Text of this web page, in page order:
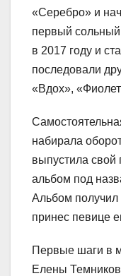
«Серебро» и
первый
в 2017 году и
последовали
«Вдох»,
набирала
выпустила
альбом под
Альбом
принес певице
Первые шаги в
Елены